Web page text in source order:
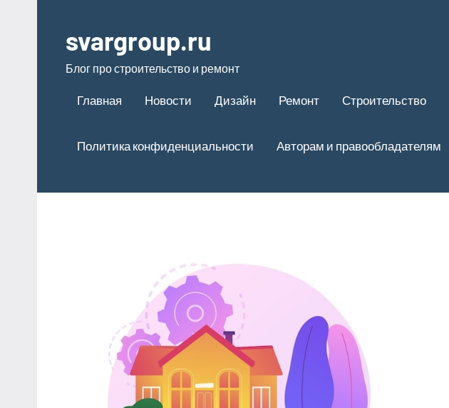
содержимому
svargroup.ru
Блог про строительство и ремонт
Главная Новости Дизайн Ремонт Строительство
Политика конфиденциальности Авторам и правообладателям